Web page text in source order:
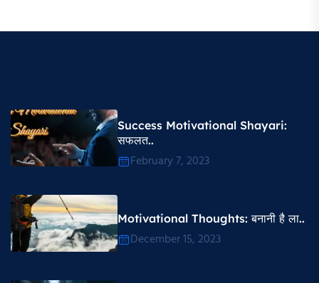
Success Motivational Shayari​:
सफलत..
February 7, 2023
Motivational Thoughts​: बनानी है ला..
December 15, 2023